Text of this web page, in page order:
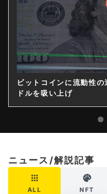
ビットコインに流動性
ドルを吸い上げ
ニュース/解説記事
ALL NFT